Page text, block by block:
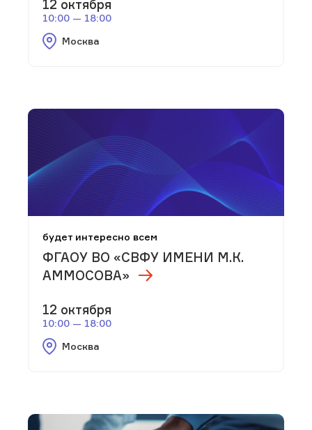
12 октября
10:00 — 18:00
Москва
будет интересно всем
ФГАОУ ВО «СВФУ ИМЕНИ М.К.
АММОСОВА»
12 октября
10:00 — 18:00
Москва